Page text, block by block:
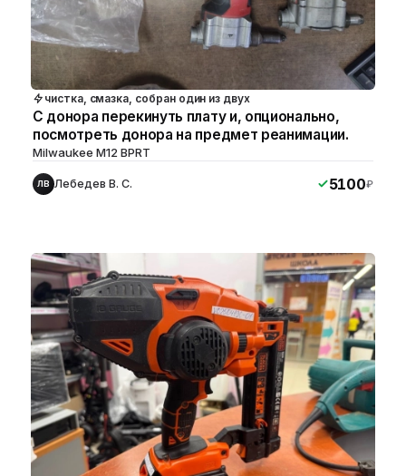
чистка, смазка, собран один из двух
С донора перекинуть плату и, опционально,
посмотреть донора на предмет реанимации.
Milwaukee M12 BPRT
ЛВ Лебедев В. С. 5100₽